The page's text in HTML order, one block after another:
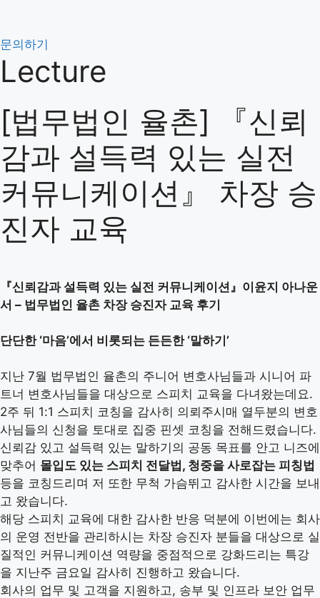
content
문의하기
Lecture
[법무법인 율촌] 『신뢰
감과 설득력 있는 실전
커뮤니케이션』 차장 승
진자 교육
『신뢰감과 설득력 있는 실전 커뮤니케이션』이윤지 아나운
서 – 법무법인 율촌 차장 승진자 교육 후기
단단한 ‘마음’에서 비롯되는 든든한 ‘말하기’
지난 7월 법무법인 율촌의 주니어 변호사님들과 시니어 파
트너 변호사님들을 대상으로 스피치 교육을 다녀왔는데요.
2주 뒤 1:1 스피치 코칭을 감사히 의뢰주시매 열두분의 변호
사님들의 신청을 토대로 집중 핀셋 코칭을 전해드렸습니다.
신뢰감 있고 설득력 있는 말하기의 공동 목표를 안고 니즈에
맞추어 몰입도 있는 스피치 전달법, 청중을 사로잡는 피칭법
등을 코칭드리며 저 또한 무척 가슴뛰고 감사한 시간을 보내
고 왔습니다.
해당 스피치 교육에 대한 감사한 반응 덕분에 이번에는 회사
의 운영 전반을 관리하시는 차장 승진자 분들을 대상으로 실
질적인 커뮤니케이션 역량을 중점적으로 강화드리는 특강
을 지난주 금요일 감사히 진행하고 왔습니다.
회사의 업무 및 고객을 지원하고, 송부 및 인프라 보안 업무